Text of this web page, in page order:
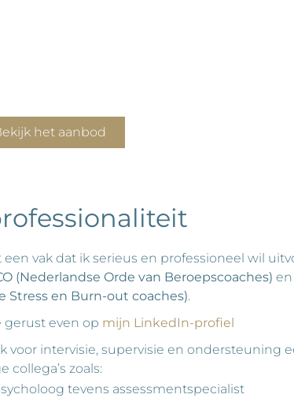
het aanbod
vak dat ik serieus en professioneel wil
(Nederlandse Orde van Beroepscoaches)
Stress en Burn-out coaches).
gerust even op mijn LinkedIn-profiel
voor intervisie, supervisie en ondersteuning
zoals:
tevens assessmentspecialist